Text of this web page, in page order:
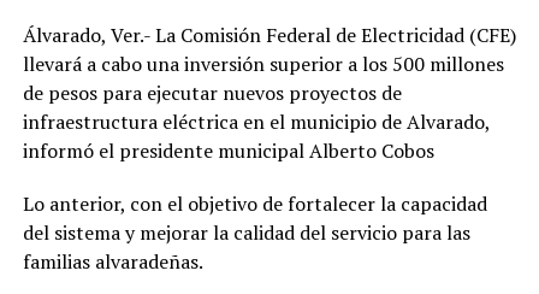
Durante un mes, casi mil delitos en Veracruz
ANTES
Recibe Presidenta del Congreso la Política Estatal
Anticorrupción
Álvarado, Ver.- La Comisión Federal de Electricidad (CFE)
llevará a cabo una inversión superior a los 500 millones
de pesos para ejecutar nuevos proyectos de
infraestructura eléctrica en el municipio de Alvarado,
informó el presidente municipal Alberto Cobos
Lo anterior, con el objetivo de fortalecer la capacidad
del sistema y mejorar la calidad del servicio para las
familias alvaradeñas.